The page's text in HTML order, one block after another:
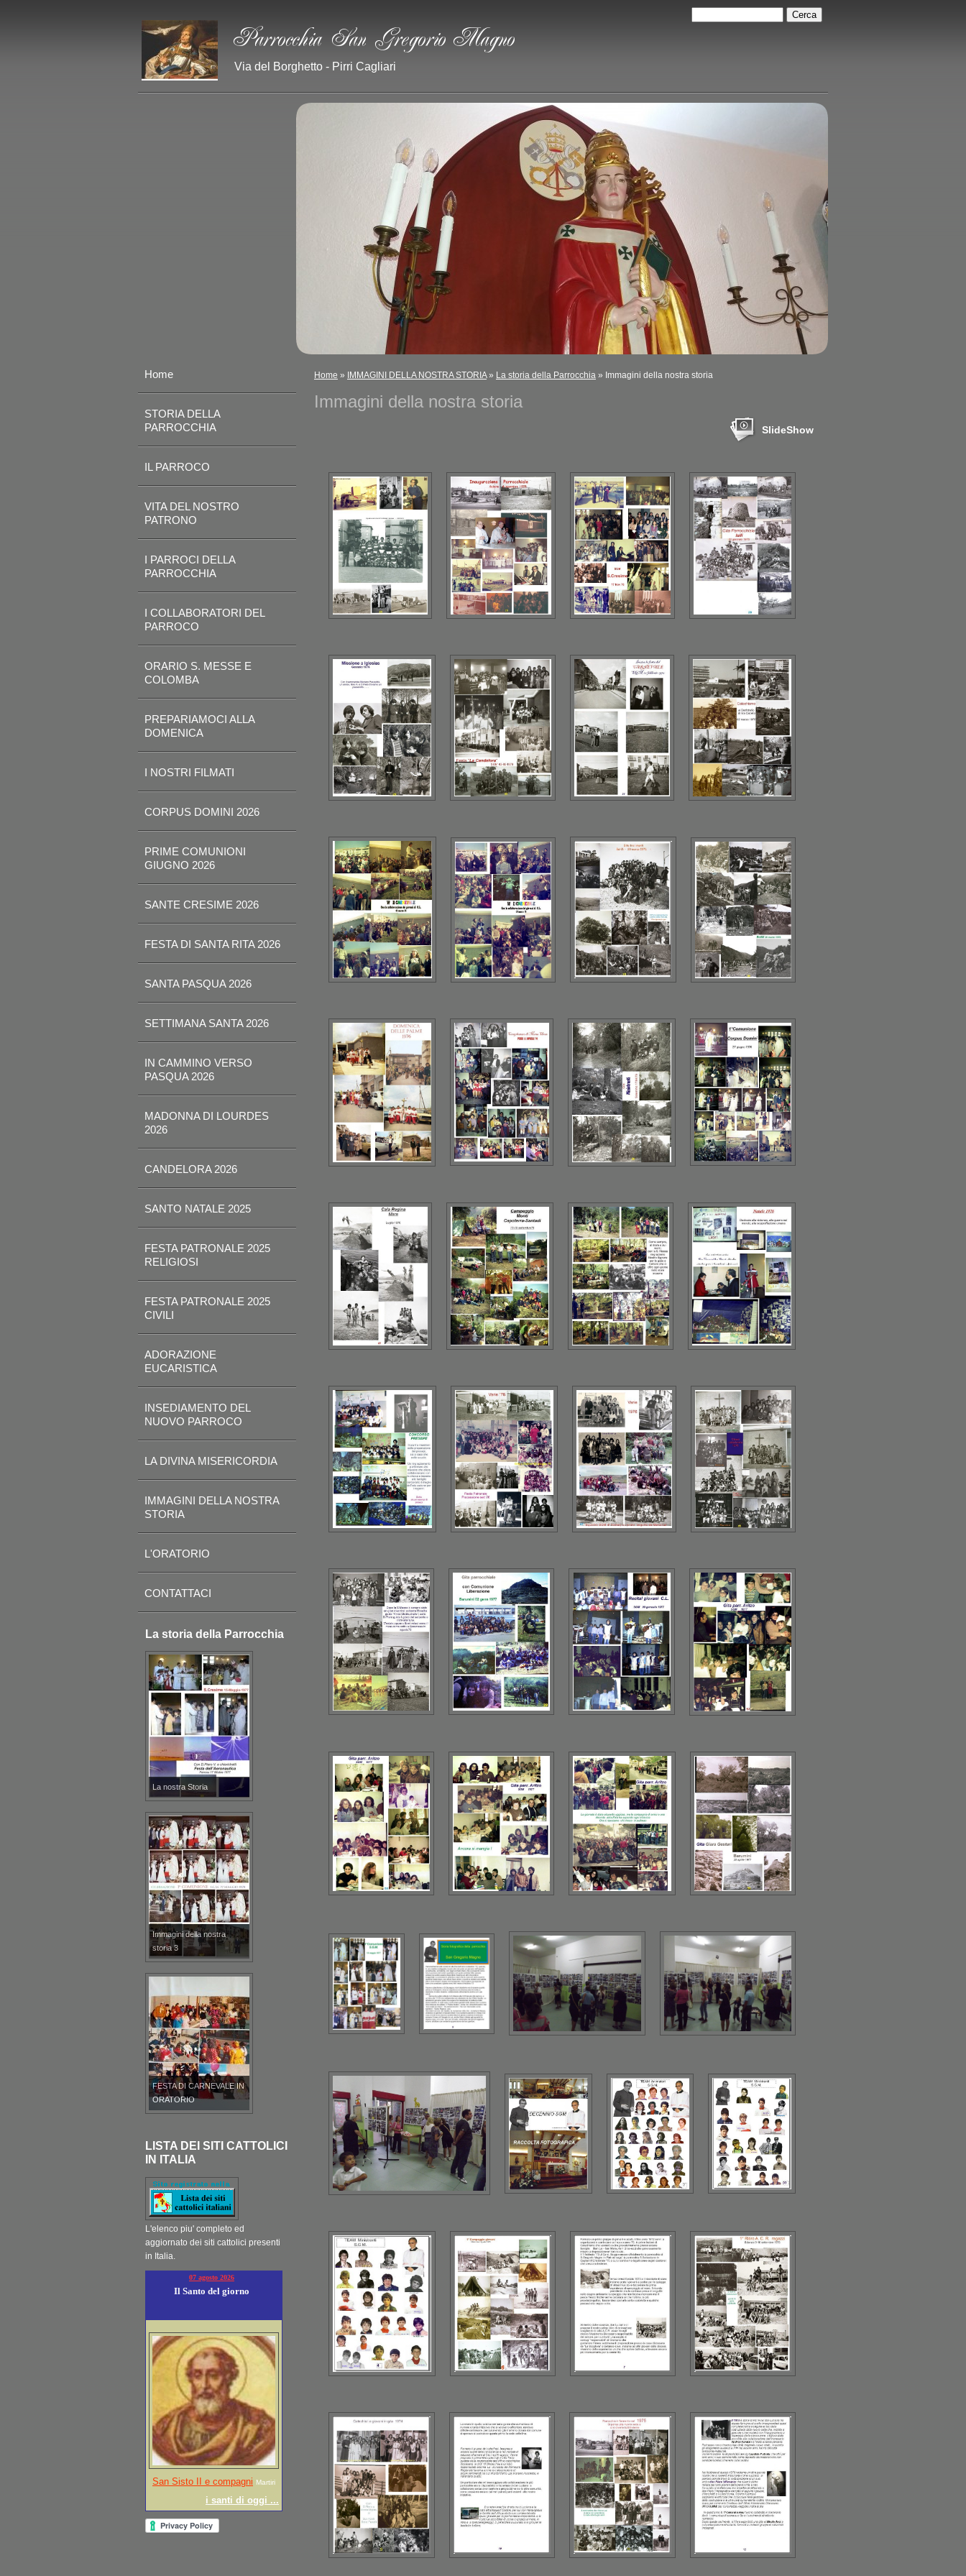
Via del Borghetto - Pirri Cagliari
Home » IMMAGINI DELLA NOSTRA STORIA» La storia della Parrocchia » Immagini della nostra storia
Immagini della nostra storia
SlideShow
Home
STORIA DELLA
PARROCCHIA
IL PARROCO
VITA DEL NOSTRO
PATRONO
I PARROCI DELLA
PARROCCHIA
I COLLABORATORI DEL
PARROCO
ORARIO S. MESSE E
COLOMBA
PREPARIAMOCI ALLA
DOMENICA
I NOSTRI FILMATI
CORPUS DOMINI 2026
PRIME COMUNIONI
GIUGNO 2026
SANTE CRESIME 2026
FESTA DI SANTA RITA 2026
SANTA PASQUA 2026
SETTIMANA SANTA 2026
IN CAMMINO VERSO
PASQUA 2026
MADONNA DI LOURDES
2026
CANDELORA 2026
SANTO NATALE 2025
FESTA PATRONALE 2025
RELIGIOSI
FESTA PATRONALE 2025
CIVILI
ADORAZIONE
EUCARISTICA
INSEDIAMENTO DEL
NUOVO PARROCO
LA DIVINA MISERICORDIA
IMMAGINI DELLA NOSTRA
STORIA
L'ORATORIO
CONTATTACI
La storia della Parrocchia
La nostra Storia
Immagini della nostra
storia 3
FESTA DI CARNEVALE IN
ORATORIO
LISTA DEI SITI CATTOLICI
IN ITALIA
L'elenco piu' completo ed
aggiornato dei siti cattolici presenti
in Italia.
07 agosto 2026
Il Santo del giorno
San Sisto II e compagni Martiri
i santi di oggi ...